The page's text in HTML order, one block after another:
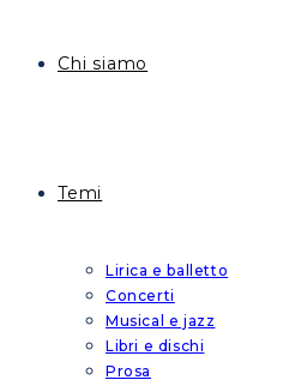
Chi siamo
Temi
Lirica e balletto
Concerti
Musical e jazz
Libri e dischi
Prosa